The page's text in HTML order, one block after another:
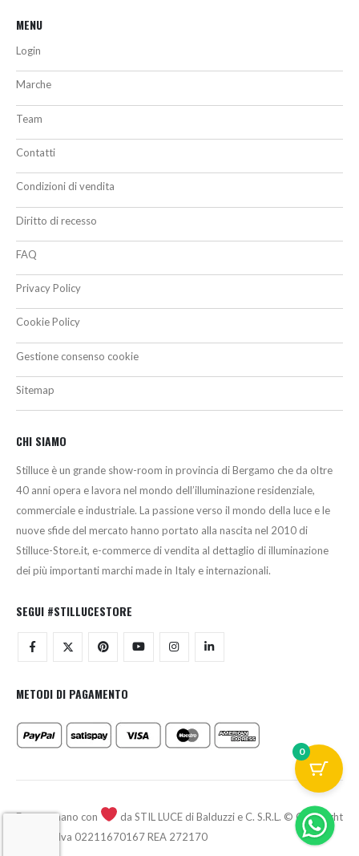
MENU
Login
Marche
Team
Contatti
Condizioni di vendita
Diritto di recesso
FAQ
Privacy Policy
Cookie Policy
Gestione consenso cookie
Sitemap
CHI SIAMO
Stilluce è un grande show-room in provincia di Bergamo che da oltre
40 anni opera e lavora nel mondo dell’illuminazione residenziale,
commerciale e industriale. La passione verso il mondo della luce e le
nuove sfide del mercato hanno portato alla nascita nel 2010 di
Stilluce-Store.it, e-commerce di vendita al dettaglio di illuminazione
dei più importanti marchi made in Italy e internazionali.
SEGUI #STILLUCESTORE
METODI DI PAGAMENTO
Fatto a mano con
da STIL LUCE di Balduzzi e C. S.R.L. © Copyright
2026 - P.Iva 02211670167 REA 272170
0